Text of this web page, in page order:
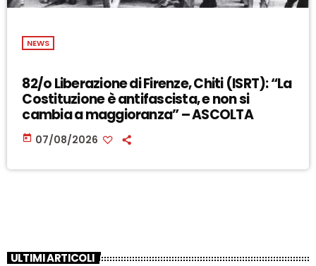
NEWS
82/o Liberazione di Firenze, Chiti (ISRT): “La
Costituzione è antifascista, e non si
cambia a maggioranza” – ASCOLTA
today 07/08/2026
ULTIMI ARTICOLI